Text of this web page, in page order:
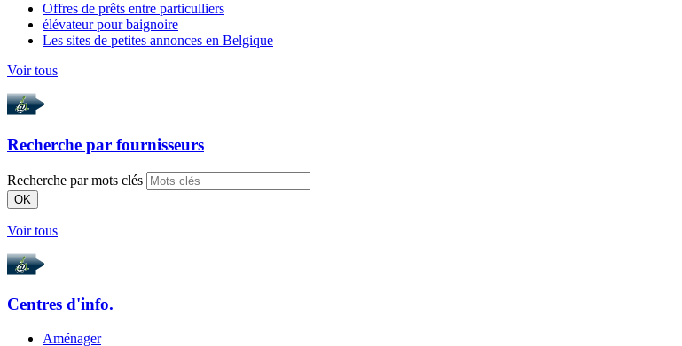
Offres de prêts entre particulliers
élévateur pour baignoire
Les sites de petites annonces en Belgique
Voir tous
Recherche par fournisseurs
Recherche par mots clés
OK
Voir tous
Centres d'info.
Aménager